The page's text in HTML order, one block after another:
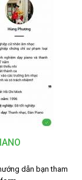
dẫn bạn tham